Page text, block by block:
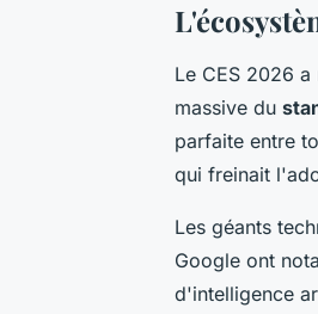
Le CES 2026
massive du
parfaite entre
qui freinait
Les géants
Google ont
d'intelligence